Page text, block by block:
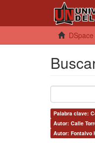
Palabra clave:
Autor: Calle
Autor: Fontalvo